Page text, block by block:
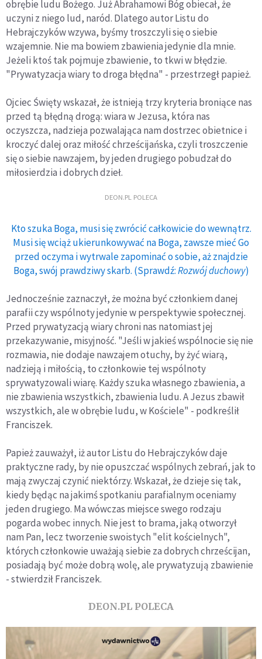
obrębie ludu Bożego. Już Abrahamowi Bóg obiecał, że
uczyni z niego lud, naród. Dlatego autor Listu do
Hebrajczyków wzywa, byśmy troszczyli się o siebie
wzajemnie. Nie ma bowiem zbawienia jedynie dla mnie.
Jeżeli ktoś tak pojmuje zbawienie, to tkwi w błędzie.
"Prywatyzacja wiary to droga błędna" - przestrzegł papież.
Ojciec Święty wskazał, że istnieją trzy kryteria broniące nas
przed tą błędną drogą: wiara w Jezusa, która nas
oczyszcza, nadzieja pozwalająca nam dostrzec obietnice i
kroczyć dalej oraz miłość chrześcijańska, czyli troszczenie
się o siebie nawzajem, by jeden drugiego pobudzał do
miłosierdzia i dobrych dzieł.
DEON.PL POLECA
Kto szuka Boga, musi się zwrócić całkowicie do wewnątrz.
Musi się wciąż ukierunkowywać na Boga, zawsze mieć Go
przed oczyma i wytrwale zapominać o sobie, aż znajdzie
Boga, swój prawdziwy skarb. (Sprawdź:Rozwój duchowy)
Jednocześnie zaznaczył, że można być członkiem danej
parafii czy wspólnoty jedynie w perspektywie społecznej.
Przed prywatyzacją wiary chroni nas natomiast jej
przekazywanie, misyjność. "Jeśli w jakieś wspólnocie się nie
rozmawia, nie dodaje nawzajem otuchy, by żyć wiarą,
nadzieją i miłością, to członkowie tej wspólnoty
sprywatyzowali wiarę. Każdy szuka własnego zbawienia, a
nie zbawienia wszystkich, zbawienia ludu. A Jezus zbawił
wszystkich, ale w obrębie ludu, w Kościele" - podkreślił
Franciszek.
Papież zauważył, iż autor Listu do Hebrajczyków daje
praktyczne rady, by nie opuszczać wspólnych zebrań, jak to
mają zwyczaj czynić niektórzy. Wskazał, że dzieje się tak,
kiedy będąc na jakimś spotkaniu parafialnym oceniamy
jeden drugiego. Ma wówczas miejsce swego rodzaju
pogarda wobec innych. Nie jest to brama, jaką otworzył
nam Pan, lecz tworzenie swoistych "elit kościelnych",
których członkowie uważają siebie za dobrych chrześcijan,
posiadają być może dobrą wolę, ale prywatyzują zbawienie
- stwierdził Franciszek.
DEON.PL POLECA